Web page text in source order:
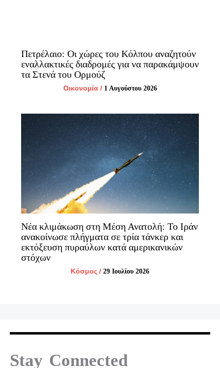
Πετρέλαιο: Οι χώρες του Κόλπου αναζητούν
εναλλακτικές διαδρομές για να παρακάμψουν
τα Στενά του Ορμούζ
Οικονομία/ 1 Αυγούστου 2026
Νέα κλιμάκωση στη Μέση Ανατολή: Το Ιράν
ανακοίνωσε πλήγματα σε τρία τάνκερ και
εκτόξευση πυραύλων κατά αμερικανικών
στόχων
Κόσμος / 29 Ιουλίου 2026
Stay Connected